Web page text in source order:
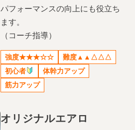
パフォーマンスの向上にも役立ち
ます。
（コーチ指導）
強度★★★☆☆
難度▲▲△△△
初心者
体幹力アップ
筋力アップ
オリジナルエアロ